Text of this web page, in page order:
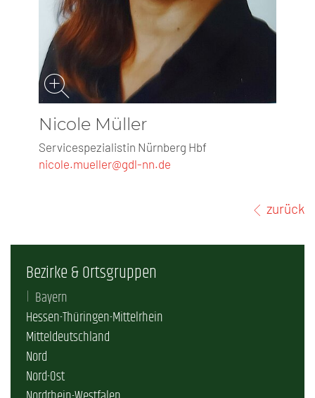
Nicole Müller
Servicespezialistin Nürnberg Hbf
nicole.mueller@gdl-nn.de
zurück
Bezirke & Ortsgruppen
Bayern
Hessen-Thüringen-Mittelrhein
Mitteldeutschland
Nord
Nord-Ost